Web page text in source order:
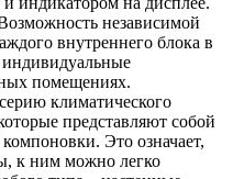
независимой
внутреннего блока в
индивидуальные
помещениях.
климатического
представляют собой
Это означает,
к ним можно легко